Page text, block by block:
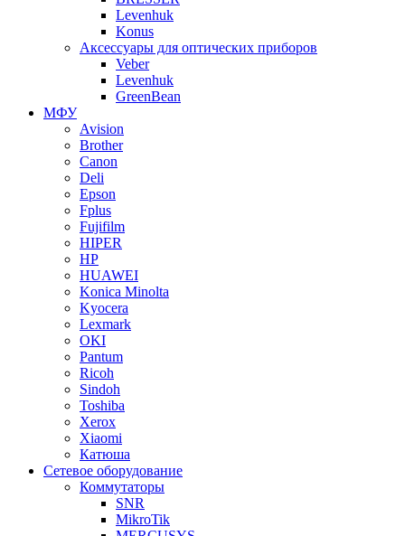
Levenhuk
Konus
Аксессуары для оптических приборов
Veber
Levenhuk
GreenBean
МФУ
Avision
Brother
Canon
Deli
Epson
Fplus
Fujifilm
HIPER
HP
HUAWEI
Konica Minolta
Kyocera
Lexmark
OKI
Pantum
Ricoh
Sindoh
Toshiba
Xerox
Xiaomi
Катюша
Сетевое оборудование
Коммутаторы
SNR
MikroTik